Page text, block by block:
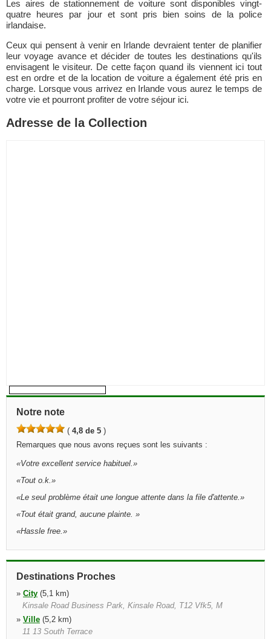
Les aires de stationnement de voiture sont disponibles vingt-
quatre heures par jour et sont pris bien soins de la police
irlandaise.
Ceux qui pensent à venir en Irlande devraient tenter de planifier
leur voyage avance et décider de toutes les destinations qu'ils
envisagent le visiteur. De cette façon quand ils viennent ici tout
est en ordre et de la location de voiture a également été pris en
charge. Lorsque vous arrivez en Irlande vous aurez le temps de
votre vie et pourront profiter de votre séjour ici.
Adresse de la Collection
Notre note
( 4,8 de 5 )
Remarques que nous avons reçues sont les suivants :
«Votre excellent service habituel.»
«Tout o.k.»
«Le seul problème était une longue attente dans la file d'attente.»
«Tout était grand, aucune plainte. »
«Hassle free.»
Destinations Proches
» City (5,1 km)
Kinsale Road Business Park, Kinsale Road, T12 Vfk5, M
» Ville (5,2 km)
11 13 South Terrace